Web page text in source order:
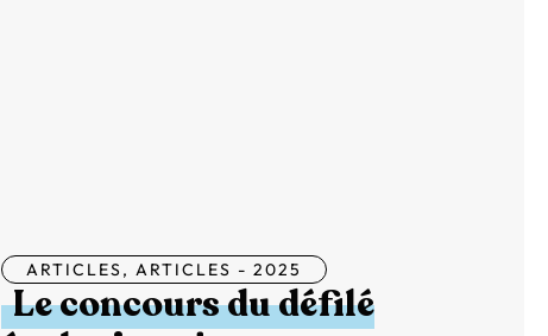
ARTICLES, ARTICLES - 2025
Le concours du défilé